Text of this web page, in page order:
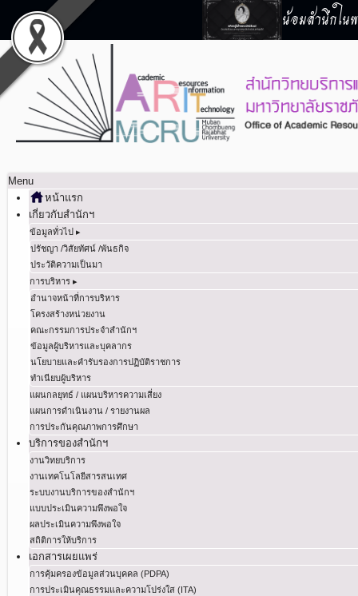
น้อมสำนึกใน
Menu
หน้าแรก
เกี่ยวกับสำนักฯ
ข้อมูลทั่วไป ▸
ปรัชญา /วิสัยทัศน์ /พันธกิจ
ประวัติความเป็นมา
การบริหาร ▸
อำนาจหน้าที่การบริหาร
โครงสร้างหน่วยงาน
คณะกรรมการประจำสำนักฯ
ข้อมูลผู้บริหารและบุคลากร
นโยบายและคำรับรองการปฏิบัติราชการ
ทำเนียบผู้บริหาร
แผนกลยุทธ์ / แผนบริหารความเสี่ยง
แผนการดำเนินงาน / รายงานผล
การประกันคุณภาพการศึกษา
บริการของสำนักฯ
งานวิทยบริการ
งานเทคโนโลยีสารสนเทศ
ระบบงานบริการของสำนักฯ
แบบประเมินความพึงพอใจ
ผลประเมินความพึงพอใจ
สถิติการให้บริการ
เอกสารเผยแพร่
การคุ้มครองข้อมูลส่วนบุคคล (PDPA)
การประเมินคุณธรรมและความโปร่งใส (ITA)